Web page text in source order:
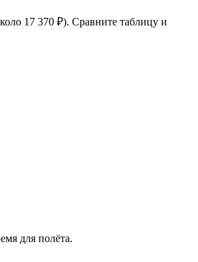
17 370 ₽). Сравните таблицу и
для полёта.